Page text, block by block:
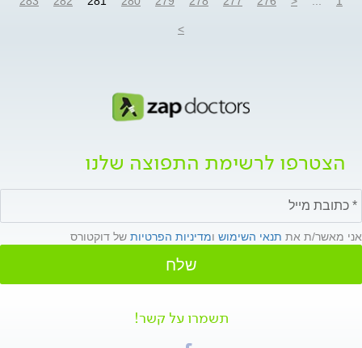
>
הצטרפו לרשימת התפוצה שלנו
אני מאשר/ת את תנאי השימוש ומדיניות הפרטיות של דוקטורס
שלח
תשמרו על קשר!